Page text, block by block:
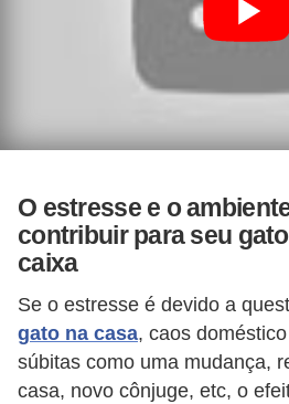
O estresse e o
contribuir para seu
caixa
Se o estresse é devido a
gato na casa, caos
súbitas como uma mudança,
casa, novo cônjuge, etc, o
s
i
m
a
ç
ã
o